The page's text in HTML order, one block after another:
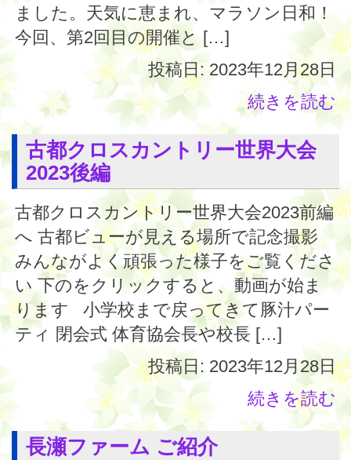
ました。天気に恵まれ、マラソン日和！
今回、第2回目の開催と […]
投稿日: 2023年12月28日
続きを読む
古都クロスカントリー世界大会
2023後編
古都クロスカントリー世界大会2023前編
へ 古都ビューが見える場所で記念撮影
みんながよく頑張った様子をご覧くださ
い 下のをクリックすると、動画が始ま
ります 小学校まで戻ってきて豚汁パー
ティ 閉会式 体育協会長や校長 […]
投稿日: 2023年12月28日
続きを読む
長瀬ファーム ご紹介